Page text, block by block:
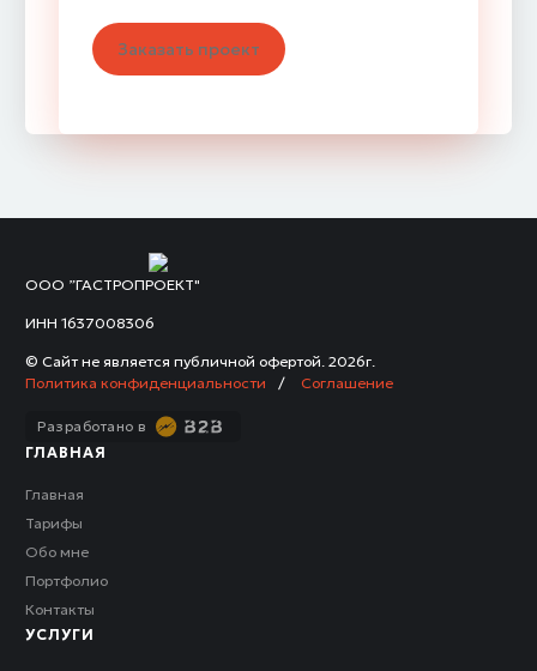
Заказать проект
ООО ”ГАСТРОПРОЕКТ"
ИНН 1637008306
© Сайт не является публичной офертой. 2026г.
Политика конфиденциальности
/ Соглашение
Разработано в
ГЛАВНАЯ
Главная
Тарифы
Обо мне
Портфолио
Контакты
УСЛУГИ